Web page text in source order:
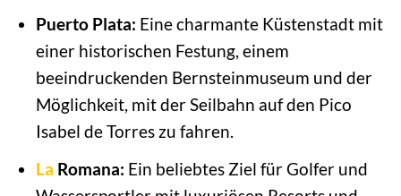
Puerto Plata: Eine charmante Küstenstadt mit
einer historischen Festung, einem
beeindruckenden Bernsteinmuseum und der
Möglichkeit, mit der Seilbahn auf den Pico
Isabel de Torres zu fahren.
La Romana: Ein beliebtes Ziel für Golfer und